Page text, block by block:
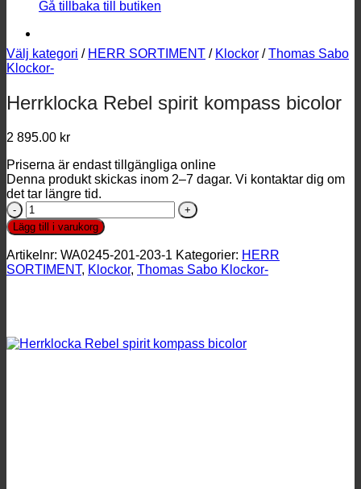
Gå tillbaka till butiken
Välj kategori / HERR SORTIMENT / Klockor / Thomas Sabo
Klockor-
Herrklocka Rebel spirit kompass bicolor
2 895.00 kr
Priserna är endast tillgängliga online
Denna produkt skickas inom 2–7 dagar. Vi kontaktar dig om
det tar längre tid.
Herrklocka
Rebel
spirit
kompass
bicolor
mängd
Lägg till i varukorg
Artikelnr: WA0245-201-203-1 Kategorier: HERR
SORTIMENT, Klockor, Thomas Sabo Klockor-